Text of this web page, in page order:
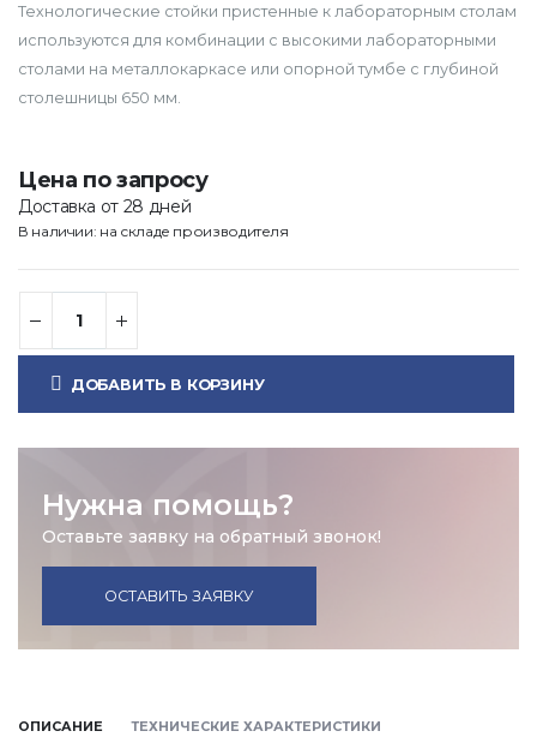
Технологические стойки пристенные к лабораторным столам
используются для комбинации с высокими лабораторными
столами на металлокаркасе или опорной тумбе с глубиной
столешницы 650 мм.
Цена по запросу
Доставка от 28 дней
В наличии: на складе производителя
ДОБАВИТЬ В КОРЗИНУ
Нужна помощь?
Оставьте заявку на обратный звонок!
ОСТАВИТЬ ЗАЯВКУ
ОПИСАНИЕ ТЕХНИЧЕСКИЕ ХАРАКТЕРИСТИКИ